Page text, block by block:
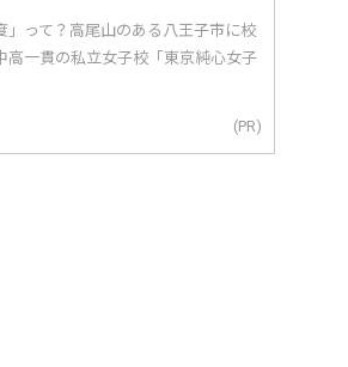
」って？高尾山のある八王子市に校
高一貫の私立女子校「東京純心女子
(PR)